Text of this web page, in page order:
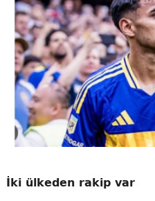
İki ülkeden rakip var